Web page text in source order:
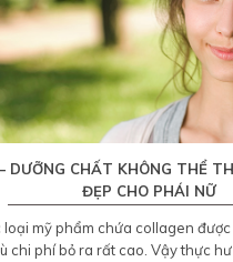
DƯỠNG CHẤT KHÔNG THỂ
ĐẸP CHO PHÁI NỮ
loại mỹ phẩm chứa collagen
chi phí bỏ ra rất cao. Vậy thực